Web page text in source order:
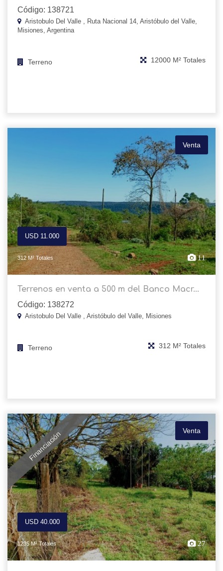
Código: 138721
Aristobulo Del Valle , Ruta Nacional 14, Aristóbulo del Valle,
Misiones, Argentina
Terreno 12000 M² Totales
Venta
USD 11.000
312 M² Totales 11
Terrenos en venta a 500 m del Banco Macr...
Código: 138272
Aristobulo Del Valle , Aristóbulo del Valle, Misiones
Terreno 312 M² Totales
Financiación Venta
USD 40.000
1235 M² Totales 27